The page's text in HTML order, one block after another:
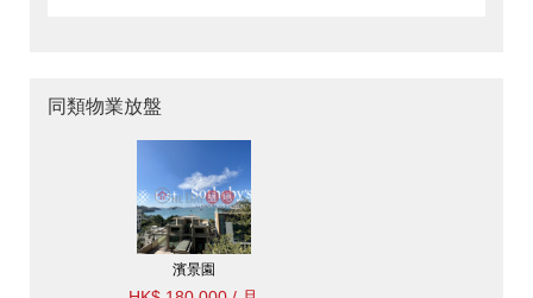
同類物業放盤
濱景園